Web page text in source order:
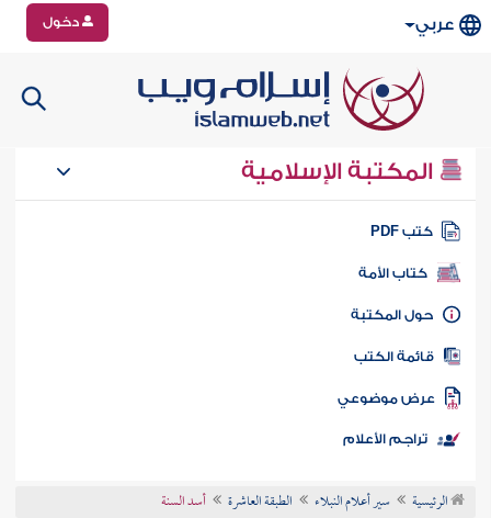
عربي دخول
المكتبة الإسلامية
كتب PDF
كتاب الأمة
المكتبة
الكتب
موضوعي
تراجم الأعلام
الرئيسية سير أعلام النبلاء الطبقة العاشرة أسد السنة